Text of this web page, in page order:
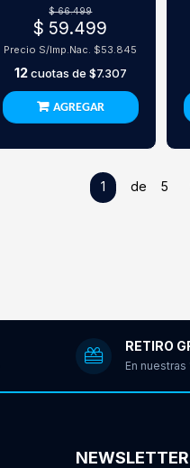
Inalambrico Rosa
$ 66.499
$ 59.499
Precio S/Imp.Nac. $53.845
12cuotas de $7.307
AGREGAR
1 de 5
RETIRO
En nuestras
NEWSLETTER